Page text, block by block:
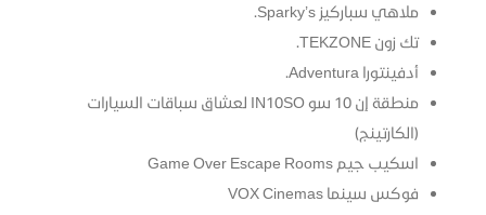
ملاهي سباركيز Sparky’s.
تك زون TEKZONE.
أدفينتورا Adventura.
منطقة إن 10 سو IN10SO لعشاق سباقات السيارات
(الكارتينج)
اسكيب جيم Game Over Escape Rooms
فوكس سينما VOX Cinemas